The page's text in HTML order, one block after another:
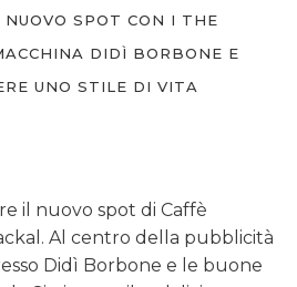
SPOT CON I THE
DIDÌ BORBONE E
UNO STILE DI VITA
il nuovo spot di Caffè
Al centro della pubblicità
Didì Borbone e le buone